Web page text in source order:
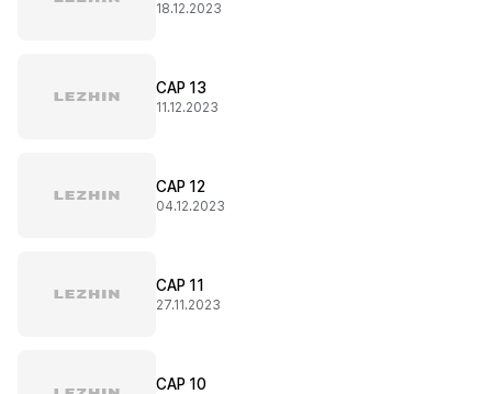
18.12.2023
CAP 13
11.12.2023
CAP 12
04.12.2023
CAP 11
27.11.2023
CAP 10